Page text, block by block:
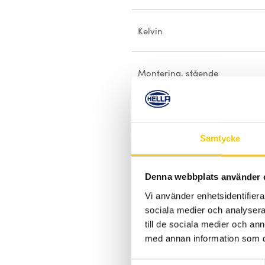
Samtycke
Denna webbplats använder
Vi använder
sociala medier och
till de sociala medier och
med annan information som
Kelvin
Montering, stående
Anslutning
Godkännanden
Skyddsklass